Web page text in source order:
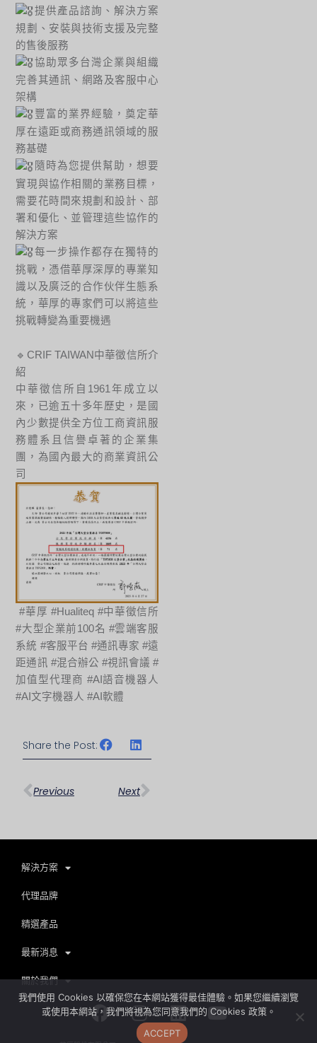
提供產品諮詢、解決方案
規劃、安裝與技術支援及完整
的售後服務
協助眾多台灣企業與組織
完善其通訊、網路及客服中心
架構
豐富的業界經驗，奠定華
厚在遠距或商務通訊領域的服
務基礎
隨時為您提供幫助，想要
實現與協作相關的業務目標，
需要花時間來規劃和設計、部
署和優化、並管理這些協作的
解決方案
每一步操作都存在獨特的
挑戰，憑借華厚深厚的專業知
識以及廣泛的合作伙伴生態系
統，華厚的專家們可以將這些
挑戰轉變為重要機遇
🔹CRIF TAIWAN中華徵信所介
紹
中華徵信所自1961年成立以
來，已逾五十多年歷史，是國
內少數提供全方位工商資訊服
務體系且信譽卓著的企業集
團，為國內最大的商業資訊公
司
#華厚 #Hualiteq #中華徵信所
#大型企業前100名 #雲端客服
系統 #客服平台 #通訊專家 #遠
距通訊 #混合辦公 #視訊會議 #
加值型代理商 #AI語音機器人
#AI文字機器人 #AI軟體
Share the Post:
上一頁
Previous Next
下一篇
解決方案
代理品牌
精選產品
最新消息
關於我們
FacebookInstagram
LinkedinYoutube
我們使用 Cookies 以確保您在本網站獲得最佳體驗。如果您繼續瀏覽
或使用本網站，我們將視為您同意我們的 Cookies 政策。
ACCEPT